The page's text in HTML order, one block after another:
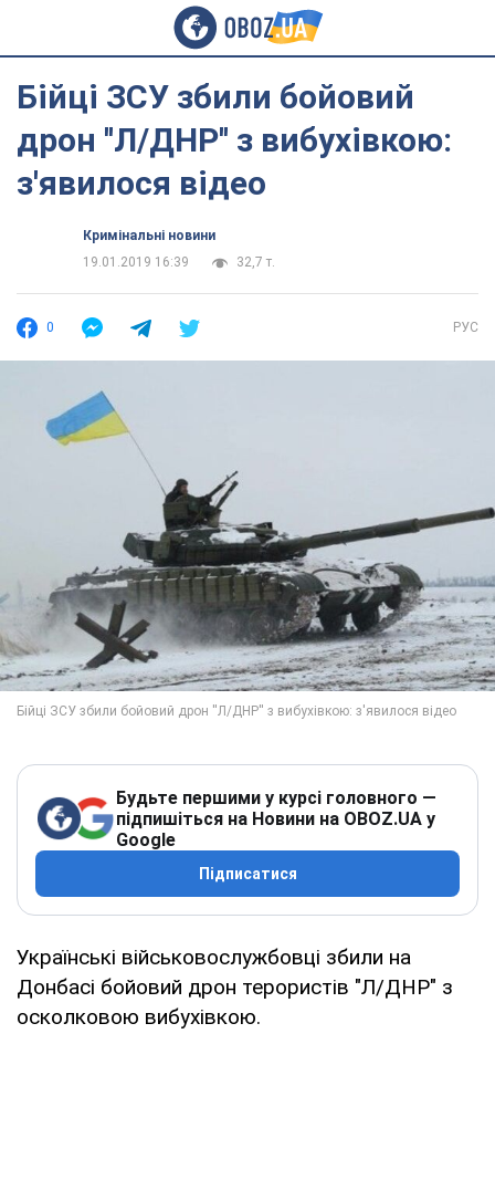
Бійці ЗСУ збили бойовий
дрон ''Л/ДНР'' з вибухівкою:
з'явилося відео
Кримінальні новини
19.01.2019 16:39
32,7 т.
0 РУС
Будьте першими у курсі головного —
підпишіться на Новини на OBOZ.UA у
Google
Підписатися
Українські військовослужбовці збили на
Донбасі бойовий дрон терористів "Л/ДНР" з
осколковою вибухівкою.